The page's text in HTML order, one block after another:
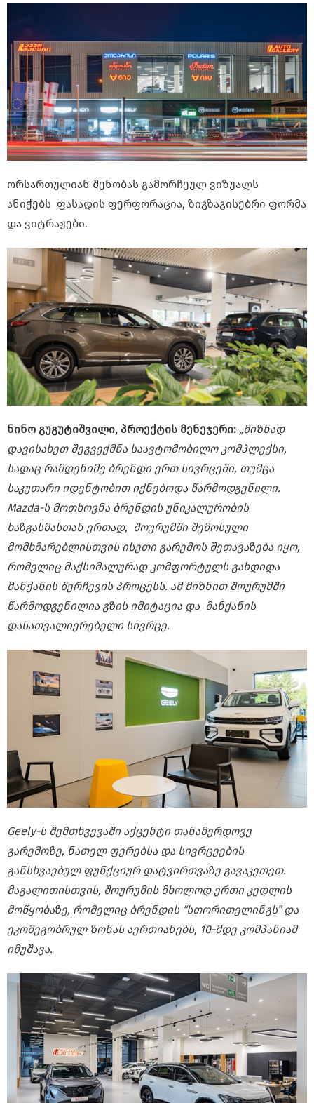
ორსართულიან შენობას გამორჩეულ ვიზუალს
ანიჭებს ფასადის ფერფორაცია, ზიგზაგისებრი ფორმა
და ვიტრაჟები.
ნინო გუგუტიშვილი, პროექტის მენეჯერი: „მიზნად
დავისახეთ შეგვექმნა საავტომობილო კომპლექსი,
სადაც რამდენიმე ბრენდი ერთ სივრცეში, თუმცა
საკუთარი იდენტობით იქნებოდა წარმოდგენილი.
Mazda-ს მოთხოვნა ბრენდის უნიკალურობის
ხაზგასმასთან ერთად, შოურუმში შემოსული
მომხმარებლისთვის ისეთი გარემოს შეთავაზება იყო,
რომელიც მაქსიმალურად კომფორტულს გახდიდა
მანქანის შერჩევის პროცესს. ამ მიზნით შოურუმში
წარმოდგენილია გზის იმიტაცია და მანქანის
დასათვალიერებელი სივრცე.
Geely-ს შემთხვევაში აქცენტი თანამერდოვე
გარემოზე, ნათელ ფერებსა და სივრცეების
განსხვაებულ ფუნქციურ დატვირთვაზე გავაკეთეთ.
მაგალითისთვის, შოურუმის მხოლოდ ერთი კედლის
მოწყობაზე, რომელიც ბრენდის “სთორითელინგს”და
ეკომეგობრულ ზონას აერთიანებს, 10-მდე კომპანიამ
იმუშავა.